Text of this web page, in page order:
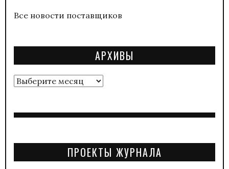
Все новости поставщиков
АРХИВЫ
Архивы
ПРОЕКТЫ ЖУРНАЛА